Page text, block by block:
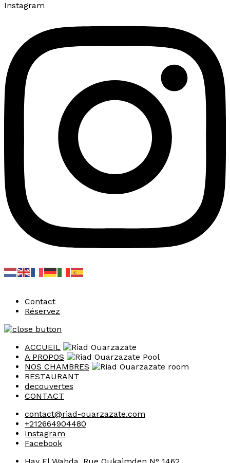
Instagram
Contact
Réservez
ACCUEIL
A PROPOS
NOS CHAMBRES
RESTAURANT
decouvertes
CONTACT
contact@riad-ouarzazate.com
+212664904480
Instagram
Facebook